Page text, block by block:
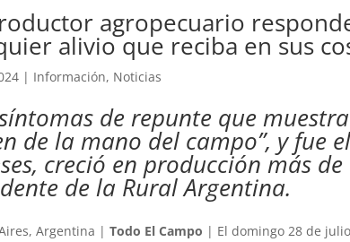
agropecuario
alivio que reciba en sus
| Información, Noticias
síntomas de repunte que
de la mano del campo”, y fue
creció en producción más
de la Rural Argentina.
Argentina | Todo El Campo | El domingo 28 de